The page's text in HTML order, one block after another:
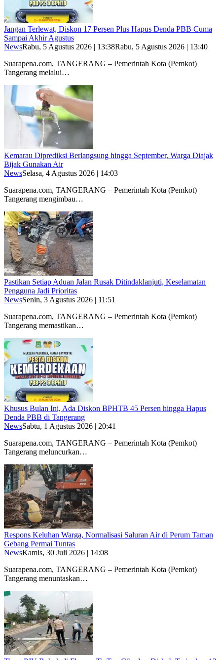
Jangan Terlewat, Diskon 17 Persen Plus Hapus Denda PBB Cuma
Sampai Akhir Agustus
NewsRabu, 5 Agustus 2026 | 13:38Rabu, 5 Agustus 2026 | 13:40
Suarapena.com, TANGERANG – Pemerintah Kota (Pemkot)
Tangerang melalui…
Kemarau Diprediksi Berlangsung hingga September, Warga Diajak
Bijak Gunakan Air
NewsSelasa, 4 Agustus 2026 | 14:03
Suarapena.com, TANGERANG – Pemerintah Kota (Pemkot)
Tangerang mengimbau…
Pastikan Setiap Aduan Jalan Rusak Ditindaklanjuti, Keselamatan
Pengguna Jadi Prioritas
NewsSenin, 3 Agustus 2026 | 11:51
Suarapena.com, TANGERANG – Pemerintah Kota (Pemkot)
Tangerang memastikan…
Khusus Bulan Ini, Ada Diskon BPHTB 45 Persen hingga Hapus
Denda PBB di Tangerang
NewsSabtu, 1 Agustus 2026 | 20:41
Suarapena.com, TANGERANG – Pemerintah Kota (Pemkot)
Tangerang meluncurkan…
Respons Keluhan Warga, Normalisasi Saluran Air di Perum Taman
Gebang Permai Tuntas
NewsKamis, 30 Juli 2026 | 14:08
Suarapena.com, TANGERANG – Pemerintah Kota (Pemkot)
Tangerang menuntaskan…